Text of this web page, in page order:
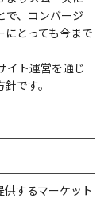
で、コンバージ
にとっても今まで
イト運営を通じ
です。
するマーケット